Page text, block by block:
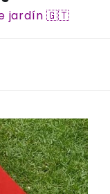
jardín 🇬🇹